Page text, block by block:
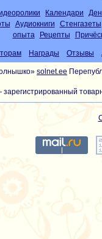
Календари
Аудиокниги
Стенгазеты
опыта
Рецепты
Награды Отзывы
solnet.ee